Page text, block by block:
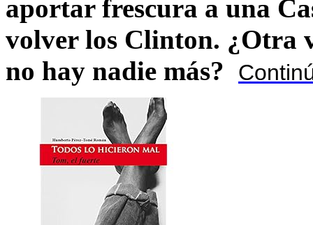
aportar frescura a una
volver los Clinton. ¿Otra
no hay nadie más?